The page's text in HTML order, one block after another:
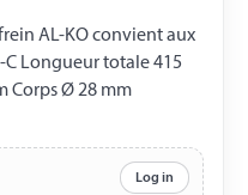
AL-KO convient aux
C Longueur totale 415
Corps Ø 28 mm
Log in